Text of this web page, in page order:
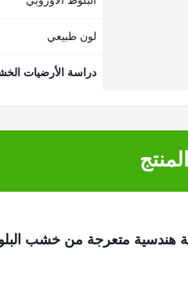
لون طبيعي
دراسة الأرضيات
هندسية متعرجة من خشب